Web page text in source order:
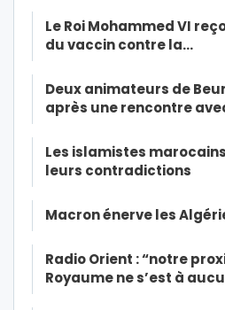
Le Roi Mohammed VI
du vaccin contre la…
Deux animateurs de
après une rencontre
Les islamistes
leurs contradictions
Macron énerve les
Radio Orient : “notre
Royaume ne s’est à